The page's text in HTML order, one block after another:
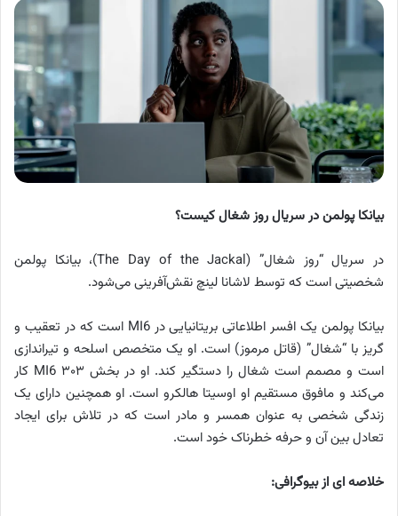
بیانکا پولمن در سریال روز شغال کیست؟
در سریال “روز شغال” (The Day of the Jackal)، بیانکا پولمن
شخصیتی است که توسط لاشانا لینچ نقش‌آفرینی می‌شود.
بیانکا پولمن یک افسر اطلاعاتی بریتانیایی در MI6 است که در تعقیب و
گریز با “شغال” (قاتل مرموز) است. او یک متخصص اسلحه و تیراندازی
است و مصمم است شغال را دستگیر کند. او در بخش ۳۰۳ MI6 کار
می‌کند و مافوق مستقیم او اوسیتا هالکرو است. او همچنین دارای یک
زندگی شخصی به عنوان همسر و مادر است که در تلاش برای ایجاد
تعادل بین آن و حرفه خطرناک خود است.
خلاصه ای از بیوگرافی: